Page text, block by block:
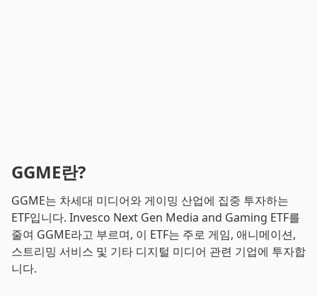
GGME란?
GGME는 차세대 미디어와 게이밍 산업에 집중 투자하는
ETF입니다. Invesco Next Gen Media and Gaming ETF를
줄여 GGME라고 부르며, 이 ETF는 주로 게임, 애니메이션,
스트리밍 서비스 및 기타 디지털 미디어 관련 기업에 투자합
니다.